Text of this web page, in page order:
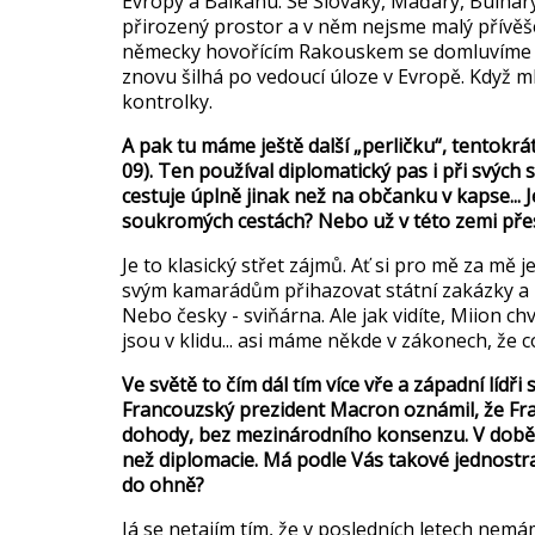
přirozený prostor a v něm nejsme malý přív
německy hovořícím Rakouskem se
znovu šilhá po vedoucí úloze v Evropě. Když
kontrolky.
A pak tu máme ještě další„perličku“,
09). Ten používal diplomatický pas i při svých
cestuje úplně jinak než na občanku v kapse...
soukromých cestách? Nebo už v této zemi p
Je to klasický střet zájmů. Ať si pro mě za mě
svým kamarádům přihazovat státní zakázky
Nebo česky - sviňárna. Ale jak vidíte, Miion
jsou v klidu... asi máme někde v zákonech, že
Ve světě to čím dál tím více vře a západní lídři
Francouzský prezident Macron oznámil,že
dohody, bez mezinárodního konsenzu. V dob
než diplomacie. Má podle Vás takové
do ohně?
Já se netajím tím, že v posledních letech